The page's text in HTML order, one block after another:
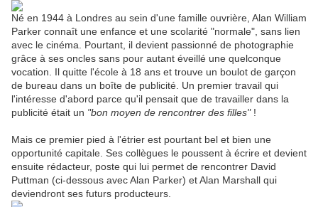
Né en 1944 à Londres au sein d'une famille ouvrière, Alan William
Parker connaît une enfance et une scolarité "normale", sans lien
avec le cinéma. Pourtant, il devient passionné de photographie
grâce à ses oncles sans pour autant éveillé une quelconque
vocation. Il quitte l'école à 18 ans et trouve un boulot de garçon
de bureau dans un boîte de publicité. Un premier travail qui
l'intéresse d'abord parce qu'il pensait que de travailler dans la
publicité était un "bon moyen de rencontrer des filles"!
Mais ce premier pied à l'étrier est pourtant bel et bien une
opportunité capitale. Ses collègues le poussent à écrire et devient
ensuite rédacteur, poste qui lui permet de rencontrer David
Puttman (ci-dessous avec Alan Parker) et Alan Marshall qui
deviendront ses futurs producteurs.